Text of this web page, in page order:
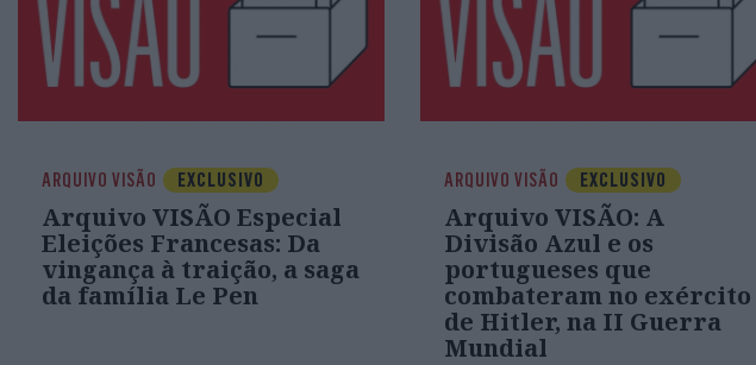
ARQUIVO VISÃO EXCLUSIVO
Arquivo VISÃO Especial
Eleições Francesas: Da
vingança à traição, a saga
da família Le Pen
ARQUIVO VISÃO EXCLUSIVO
Arquivo VISÃO: A
Divisão Azul e os
portugueses que
combateram no exército
de Hitler, na II Guerra
Mundial